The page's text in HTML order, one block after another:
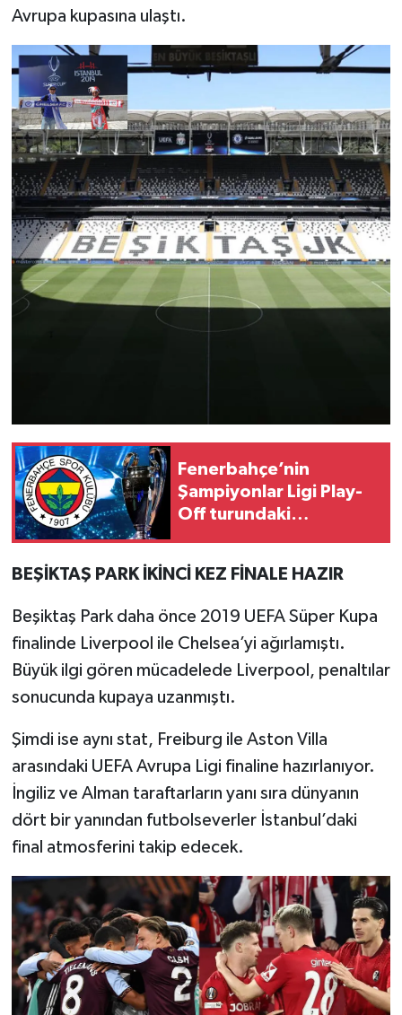
Avrupa kupasına ulaştı.
Fenerbahçe’nin
Şampiyonlar Ligi Play-
Off turundaki
oldu
BEŞİKTAŞ PARK İKİNCİ KEZ FİNALE HAZIR
Beşiktaş Park daha önce 2019 UEFA Süper Kupa
finalinde Liverpool ile Chelsea’yi ağırlamıştı.
Büyük ilgi gören mücadelede Liverpool, penaltılar
sonucunda kupaya uzanmıştı.
Şimdi ise aynı stat, Freiburg ile Aston Villa
arasındaki UEFA Avrupa Ligi finaline hazırlanıyor.
İngiliz ve Alman taraftarların yanı sıra dünyanın
dört bir yanından futbolseverler İstanbul’daki
final atmosferini takip edecek.